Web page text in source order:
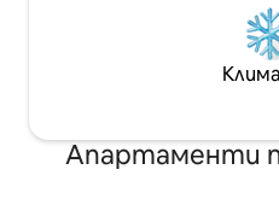
Апартаменти